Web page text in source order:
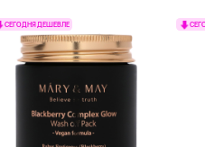
СЕГОДНЯ ДЕШЕВЛЕ